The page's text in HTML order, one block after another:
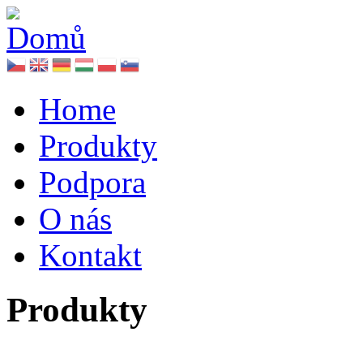
Home
Produkty
Podpora
O nás
Kontakt
Produkty